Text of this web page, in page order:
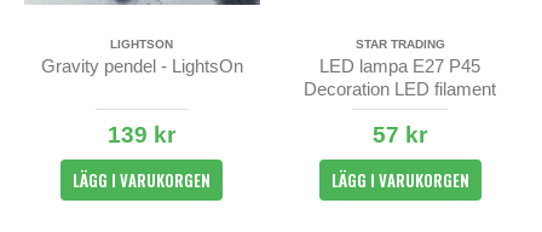
LIGHTSON
Gravity pendel - LightsOn
139 kr
LÄGG I VARUKORGEN
STAR TRADING
LED lampa E27 P45
Decoration LED filament
350lm - dimbar
57 kr
LÄGG I VARUKORGEN